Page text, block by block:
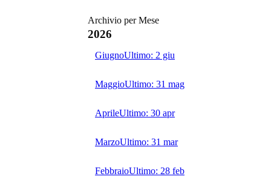
Archivio per Mese
2026
GiugnoUltimo: 2 giu
MaggioUltimo: 31 mag
AprileUltimo: 30 apr
MarzoUltimo: 31 mar
FebbraioUltimo: 28 feb